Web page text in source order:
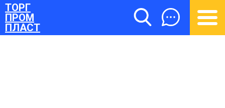
ТОРГ
ПРОМ
ПЛАСТ